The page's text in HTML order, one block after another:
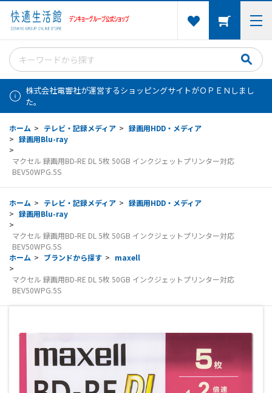
株式会社電響社が運営するショッピングサイトがＯＰＥＮしまし
た。
ホーム > テレビ・記録メディア > 録画用HDD・メディア
> 録画用Blu-ray
>
マクセル 録画用BD-RE DL 5枚 50GB インクジェットプリンター対応
BEV50WPG.5S
ホーム > テレビ・記録メディア > 録画用HDD・メディア
> 録画用Blu-ray
>
マクセル 録画用BD-RE DL 5枚 50GB インクジェットプリンター対応
BEV50WPG.5S
ホーム > ブランドから探す > maxell
>
マクセル 録画用BD-RE DL 5枚 50GB インクジェットプリンター対応
BEV50WPG.5S